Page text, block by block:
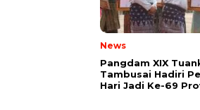
News
Pangdam XIX
Tambusai Hadiri
Hari Jadi Ke-69